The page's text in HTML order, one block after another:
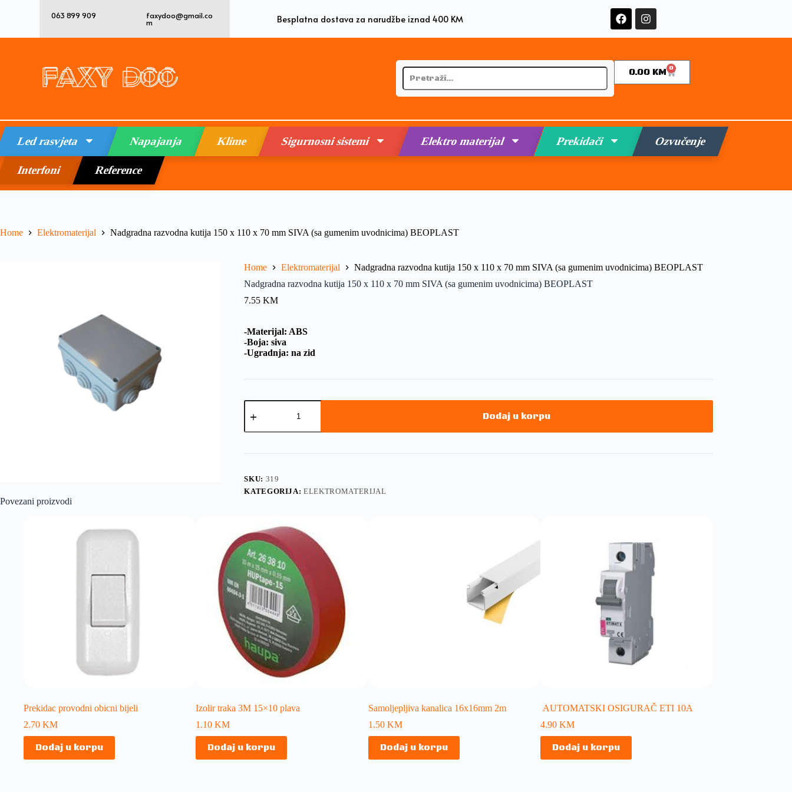
063 899 909 faxydoo@gmail.co
m Besplatna dostava za narudžbe iznad 400 KM
0.00 KM 0
Led rasvjeta Napajanja Klime Sigurnosni sistemi Elektro materijal Prekidači Ozvučenje
Interfoni Reference
Home Elektromaterijal Nadgradna razvodna kutija 150 x 110 x 70 mm SIVA (sa gumenim uvodnicima) BEOPLAST
Home Elektromaterijal
Nadgradna razvodna kutija 150 x 110 x 70 mm SIVA (sa gumenim uvodnicima) BEOPLAST
Nadgradna razvodna kutija 150 x 110 x 70 mm SIVA (sa gumenim uvodnicima) BEOPLAST
7.55KM
-Materijal: ABS
-Boja: siva
-Ugradnja: na zid
Dodaj u korpu
SKU: 319
KATEGORIJA:ELEKTROMATERIJAL
Povezani proizvodi
Prekidac provodni obicni bijeli
2.70 KM
Dodaj u korpu
Izolir traka 3M 15×10 plava
1.10KM
Dodaj u korpu
Samoljepljiva kanalica 16x16mm 2m
1.50 KM
Dodaj u korpu
AUTOMATSKI OSIGURAČ ETI 10A
4.90KM
Dodaj u korpu